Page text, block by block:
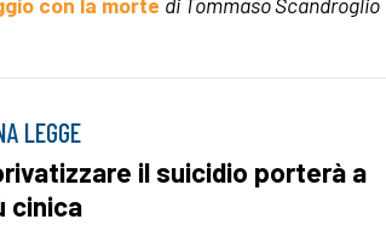
LEGGE
il suicidio porterà a
cinica